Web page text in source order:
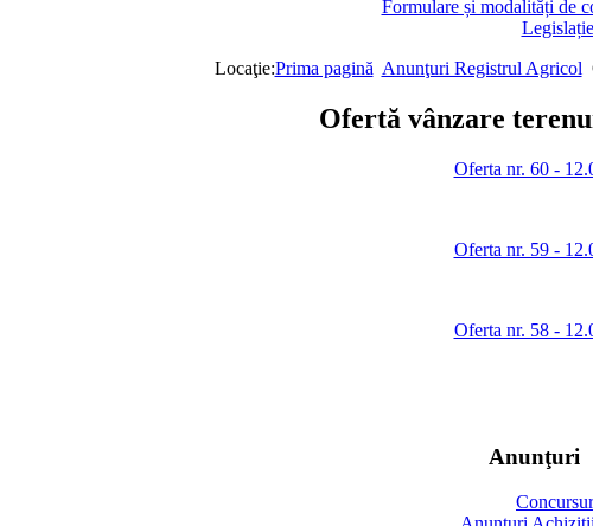
Formulare și modalități de
Legislație
Locaţie:Prima pagină Anunţuri Registrul Agricol
Ofertă vânzare
Oferta nr. 60 -
Oferta nr. 59 -
Oferta nr. 58 -
Anunţuri